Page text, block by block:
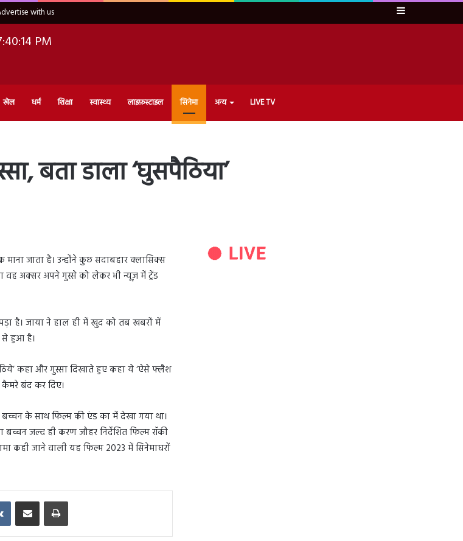
with us Sidebar
PM
खेल धर्म शिक्षा स्वास्थ्य लाइफ़स्टाइल सिनेमा अन्य LIVE TV
बता डाला ‘घुसपैठिया’
जाता है। उन्होंने कुछ सदाबहार क्लासिक्स
अक्सर अपने गुस्से को लेकर भी न्यूज़ में ट्रेंड
है। जाया ने हाल ही में खुद को तब खबरों में
से हुआ है।
कहा और गुस्सा दिखाते हुए कहा ये ‘ऐसे फ्लैश
बंद कर दिए।
बच्चन के साथ फिल्म की एंड का में देखा गया था।
बच्चन जल्द ही करण जौहर निर्देशित फिल्म रॉकी
कही जाने वाली यह फिल्म 2023 में सिनेमाघरों
VKontakteShare via Email Print